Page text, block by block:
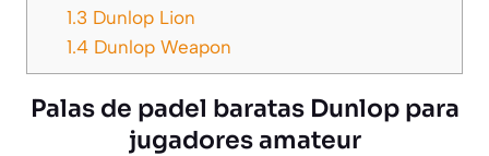
1.3 Dunlop Lion
1.4Dunlop Weapon
Palas de padel baratas Dunlop para
jugadores amateur